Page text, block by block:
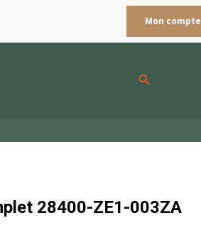
Mon compte
search
28400-ZE1-003ZA